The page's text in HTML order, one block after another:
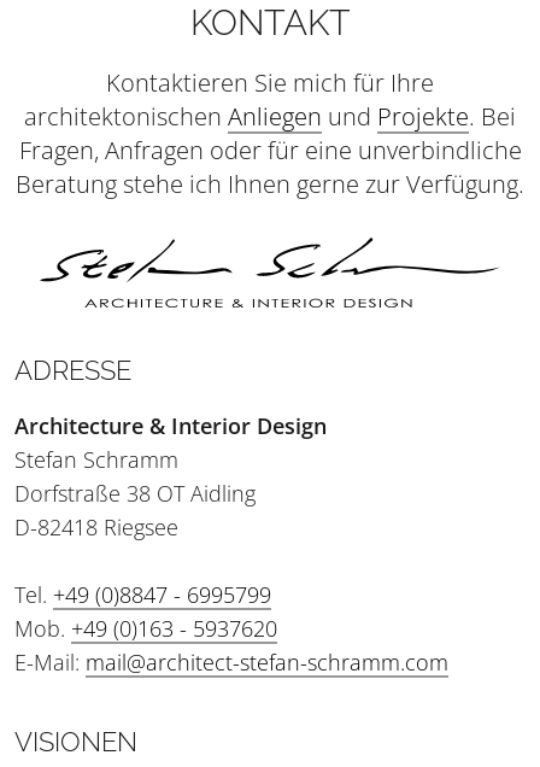
KONTAKT
Kontaktieren Sie mich für Ihre
architektonischen Anliegen und Projekte. Bei
Fragen, Anfragen oder für eine unverbindliche
Beratung stehe ich Ihnen gerne zur Verfügung.
ADRESSE
Architecture & Interior Design
Stefan Schramm
Dorfstraße 38 OT Aidling
D-82418 Riegsee
Tel. +49 (0)8847 - 6995799
Mob. +49 (0)163 - 5937620
E-Mail: mail@architect-stefan-schramm.com
VISIONEN